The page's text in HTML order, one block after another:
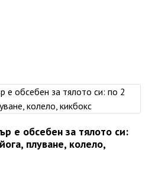
е обсебен за тялото си:
плуване, колело,